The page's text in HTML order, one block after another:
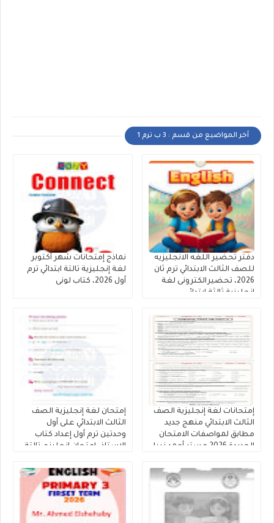
أخر المواضيع من قسم : 3 ب ترم 1
دفتر تحضير اللغه الانجليزيه
للصف الثالث الابتدائي ترم ثان
2026، تحضيرالكترونى لغة
انجليزية ثالثة ابتدائى
نماذج إمتحانات شهر أكتوبر
لغة إنجليزية تالتة ابتدائي ترم
أول 2026، كتاب لونى
إمتحانات لغة إنجليزية الصف
الثالث الابتدائي منهج جديد
مطابق لمواصفات الامتحان
الجديدة 2026 مستر أحمد نبيل
إمتحان لغة إنجليزية الصف
الثالث الابتدائي على أول
وحدتين ترم أول إعداد كتاب
الاستاذ، إمتحان إنجليزي تالتة